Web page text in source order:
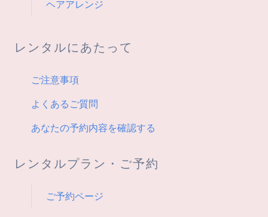
ヘアアレンジ
レンタルにあたって
ご注意事項
よくあるご質問
あなたの予約内容を確認する
レンタルプラン・ご予約
ご予約ページ